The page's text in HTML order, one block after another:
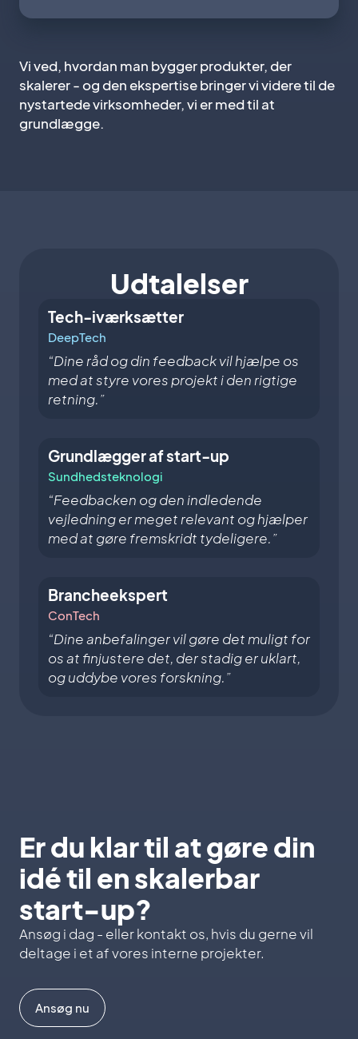
Vi ved, hvordan man bygger produkter, der
skalerer - og den ekspertise bringer vi videre til de
nystartede virksomheder, vi er med til at
grundlægge.
Udtalelser
Tech-iværksætter
DeepTech
“Dine råd og din feedback vil hjælpe os
med at styre vores projekt i den rigtige
retning.”
Grundlægger af start-up
Sundhedsteknologi
“Feedbacken og den indledende
vejledning er meget relevant og hjælper
med at gøre fremskridt tydeligere.”
Brancheekspert
ConTech
“Dine anbefalinger vil gøre det muligt for
os at finjustere det, der stadig er uklart,
og uddybe vores forskning.”
Er du klar til at gøre din
idé til en skalerbar
start-up?
Ansøg i dag - eller kontakt os, hvis du gerne vil
deltage i et af vores interne projekter.
Ansøg nu